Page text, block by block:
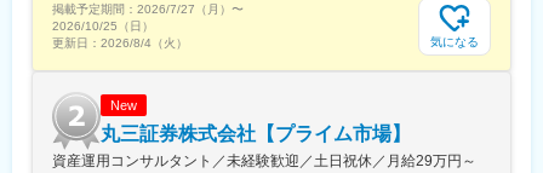
掲載予定期間： 2026/7/27（月） 〜
2026/10/25（日）
更新日： 2026/8/4（火） 気になる
New
丸三証券株式会社【プライム市場】
資産運用コンサルタント／未経験歓迎／土日祝休／月給29万円～